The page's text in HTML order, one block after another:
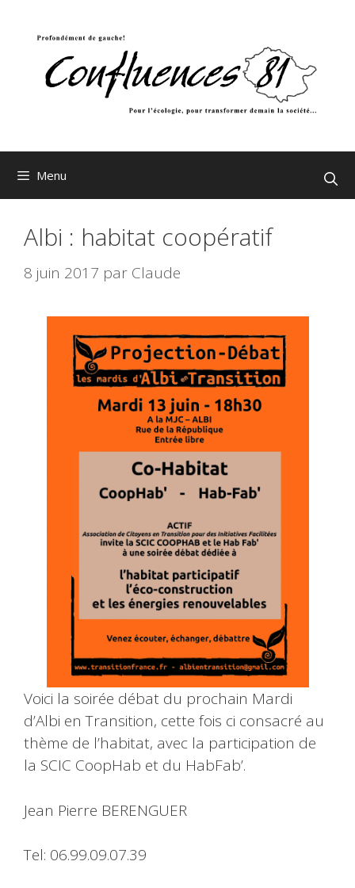
Menu
Albi : habitat coopératif
8 juin 2017 par Claude
Voici la soirée débat du prochain Mardi
d’Albi en Transition, cette fois ci consacré au
thème de l’habitat, avec la participation de
la SCIC CoopHab et du HabFab’.
Jean Pierre BERENGUER
Tel: 06.99.09.07.39